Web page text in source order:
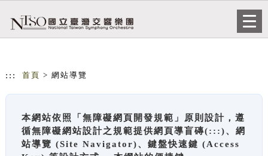
::: 首頁 > 網站導覽
本網站依照「無障礙網頁開發規範」原則設計，遵
循無障礙網站設計之規範提供網頁導盲磚(:::)、網
站導覽 (Site Navigator)、鍵盤快速鍵 (Access